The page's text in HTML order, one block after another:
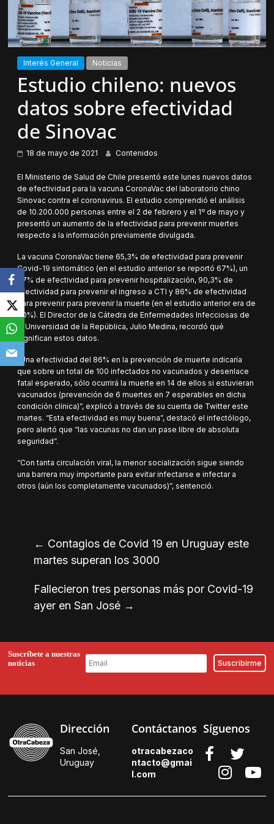
Interés General Noticias
Estudio chileno: nuevos
datos sobre efectividad
de Sinovac
18 de mayo de 2021 Contenidos
El Ministerio de Salud de Chile presentó este lunes nuevos datos
de efectividad para la vacuna CoronaVac del laboratorio chino
Sinovac contra el coronavirus. El estudio comprendió el análisis
de 10.200.000 personas entre el 2 de febrero y el 1º de mayo y
presentó un aumento de la efectividad para prevenir muertes
respecto a la información previamente divulgada.
La vacuna CoronaVac tiene 65,3% de efectividad para prevenir
Covid-19 sintomático (en el estudio anterior se reportó 67%), un
87% de efectividad para prevenir hospitalización, 90,3% de
efectividad para prevenir el ingreso a CTI y 86% de efectividad
para prevenir para prevenir la muerte (en el estudio anterior era de
80%). El Director de la Cátedra de Enfermedades Infecciosas de
la Universidad de la República, Julio Medina, recordó qué
significan estos datos.
“Una efectividad del 86% en la prevención de muerte indicaría
que sobre un total de 100 infectados no vacunados y desenlace
fatal esperado, sólo ocurrirá la muerte en 14 de ellos si estuvieran
vacunados (prevención de 6 muertes en 7 esperables en dicha
condición clínica)”, explicó a través de su cuenta de Twitter este
martes. “Esta efectividad es muy buena”, destacó el infectólogo,
pero alertó que “las vacunas no dan un pase libre de absoluta
seguridad”.
“Con tanta circulación viral, la menor socialización sigue siendo
una barrera muy importante para evitar infectarse e infectar a
otros (aún los completamente vacunados)”, sentenció.
← Contagios de Covid 19 en Uruguay este
martes superan los 3000
Fallecieron tres personas más por Covid-19
ayer en San José →
Suscríbete a nuestras
noticias
Dirección
San José,
Uruguay
Contáctanos
otracabezaco
ntacto@gmai
l.com
Síguenos